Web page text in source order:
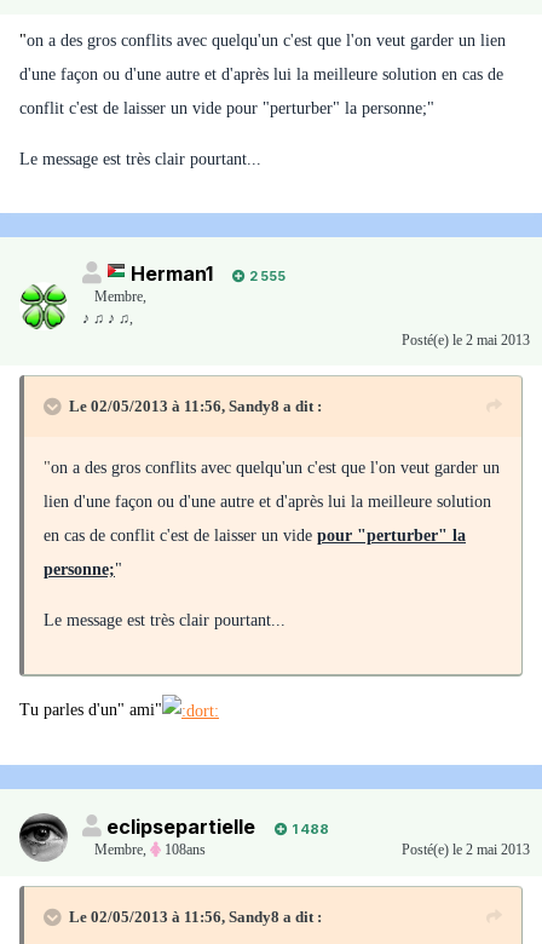
"on a des gros conflits avec quelqu'un c'est que l'on veut garder un lien
d'une façon ou d'une autre et d'après lui la meilleure solution en cas de
conflit c'est de laisser un vide pour "perturber" la personne;"
Le message est très clair pourtant...
Herman1
2 555
Membre,
♪ ♫ ♪ ♫,
Posté(e) le 2 mai 2013
Le 02/05/2013 à 11:56, Sandy8 a dit :
"on a des gros conflits avec quelqu'un c'est que l'on veut garder un
lien d'une façon ou d'une autre et d'après lui la meilleure solution
en cas de conflit c'est de laisser un vide pour "perturber" la
personne;"
Le message est très clair pourtant...
Tu parles d'un" ami"
eclipsepartielle
1 488
Membre, 108ans Posté(e) le 2 mai 2013
Le 02/05/2013 à 11:56, Sandy8 a dit :